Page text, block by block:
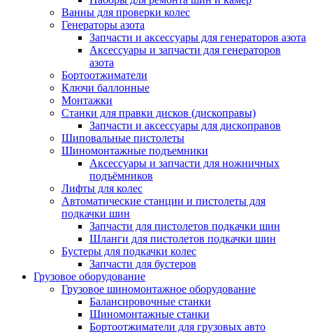
Ванны для проверки колес
Генераторы азота
Запчасти и аксессуары для генераторов азота
Аксессуары и запчасти для генераторов
азота
Бортоотжиматели
Ключи баллонные
Монтажки
Станки для правки дисков (дископравы)
Запчасти и аксессуары для дископравов
Шиповальные пистолеты
Шиномонтажные подъемники
Аксессуары и запчасти для ножничных
подъёмников
Лифты для колес
Автоматические станции и пистолеты для
подкачки шин
Запчасти для пистолетов подкачки шин
Шланги для пистолетов подкачки шин
Бустеры для подкачки колес
Запчасти для бустеров
Грузовое оборудование
Грузовое шиномонтажное оборудование
Балансировочные станки
Шиномонтажные станки
Бортоотжиматели для грузовых авто